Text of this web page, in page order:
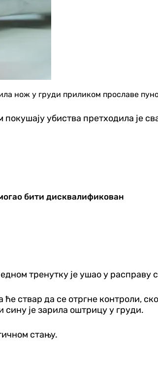
нож у груди приликом прославе
покушају убиства претходила је
бити дисквалификован
тренутку је ушао у расправу
ће ствар да се отргне контроли,
је зарила оштрицу у груди.
стању.